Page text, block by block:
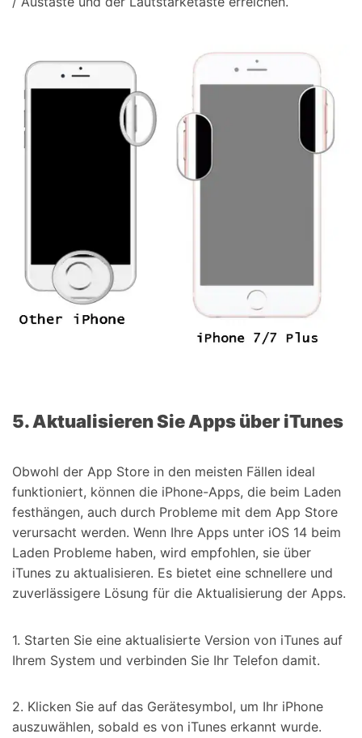
5. Aktualisieren Sie Apps über iTunes
Obwohl der App Store in den meisten Fällen ideal
funktioniert, können die iPhone-Apps, die beim Laden
festhängen, auch durch Probleme mit dem App Store
verursacht werden. Wenn Ihre Apps unter iOS 14 beim
Laden Probleme haben, wird empfohlen, sie über
iTunes zu aktualisieren. Es bietet eine schnellere und
zuverlässigere Lösung für die Aktualisierung der Apps.
1. Starten Sie eine aktualisierte Version von iTunes auf
Ihrem System und verbinden Sie Ihr Telefon damit.
2. Klicken Sie auf das Gerätesymbol, um Ihr iPhone
auszuwählen, sobald es von iTunes erkannt wurde.